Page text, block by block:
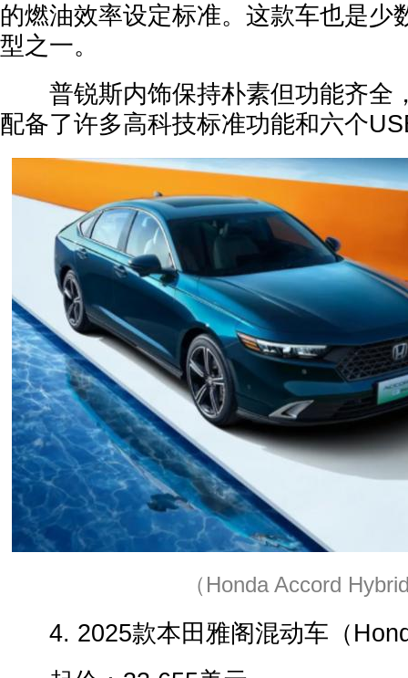
的燃油效率设定标准。这款车也是少
型之一。
普锐斯内饰保持朴素但功能齐全
配备了许多高科技标准功能和六个
（Honda Accord
4. 2025款本田雅阁混动车（